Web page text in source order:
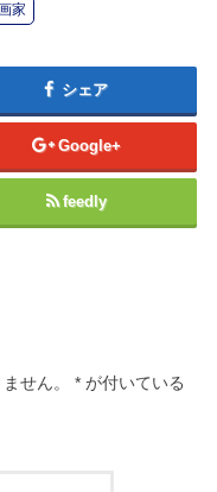
家
シェア
Google+
feedly
せん。 * が付いている